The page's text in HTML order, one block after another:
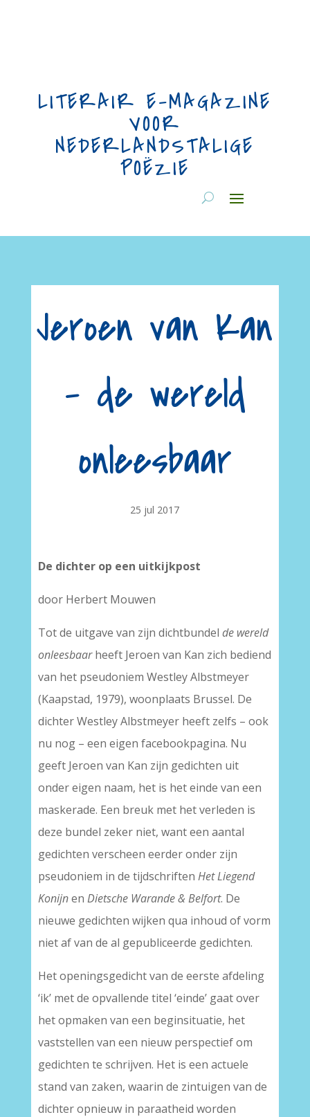
LITERAIR E-MAGAZINE
VOOR
NEDERLANDSTALIGE
POËZIE
Jeroen van Kan
– de wereld
onleesbaar
25 jul 2017
De dichter op een uitkijkpost
door Herbert Mouwen
Tot de uitgave van zijn dichtbundel de wereld
onleesbaarheeft Jeroen van Kan zich bediend
van het pseudoniem Westley Albstmeyer
(Kaapstad, 1979), woonplaats Brussel. De
dichter Westley Albstmeyer heeft zelfs – ook
nu nog – een eigen facebookpagina. Nu
geeft Jeroen van Kan zijn gedichten uit
onder eigen naam, het is het einde van een
maskerade. Een breuk met het verleden is
deze bundel zeker niet, want een aantal
gedichten verscheen eerder onder zijn
pseudoniem in de tijdschriften Het Liegend
Konijnen Dietsche Warande & Belfort. De
nieuwe gedichten wijken qua inhoud of vorm
niet af van de al gepubliceerde gedichten.
Het openingsgedicht van de eerste afdeling
‘ik’ met de opvallende titel ‘einde’ gaat over
het opmaken van een beginsituatie, het
vaststellen van een nieuw perspectief om
gedichten te schrijven. Het is een actuele
stand van zaken, waarin de zintuigen van de
dichter opnieuw in paraatheid worden